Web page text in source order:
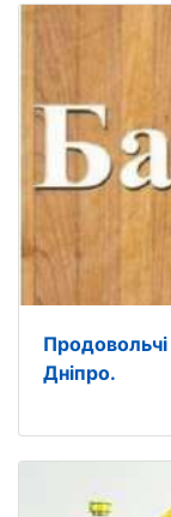
Продовольчі
Дніпро.